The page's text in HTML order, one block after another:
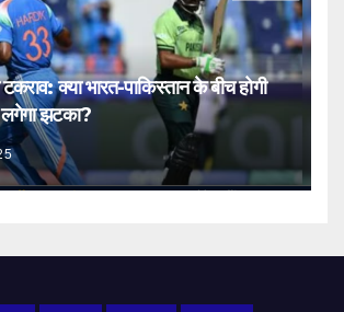
क्या भारत-पाकिस्तान के बीच होगी
झटका?